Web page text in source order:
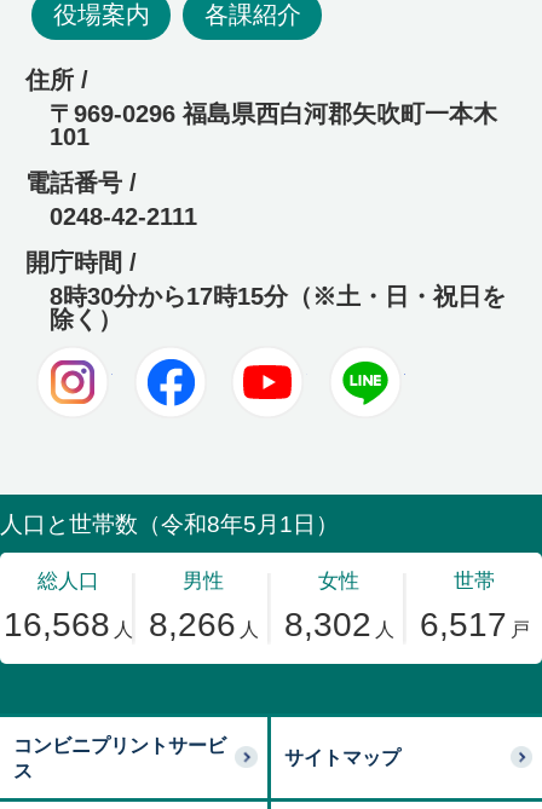
役場案内 各課紹介
住所 /
〒969-0296 福島県西白河郡矢吹町一本木
101
電話番号 /
0248-42-2111
開庁時間 /
8時30分から17時15分（※土・日・祝日を
除く）
Instagram Facebook Youtube
コンビニプリントサービ
ス
サイトマップ